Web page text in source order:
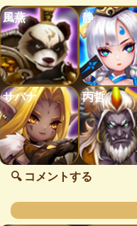
風燕 静
サバナ 丙哲
🔍 コメントする